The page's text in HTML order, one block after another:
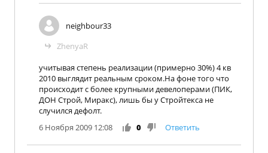
neighbour33
ZhenyaR
учитывая степень реализации (примерно 30%) 4 кв
2010 выглядит реальным сроком.На фоне того что
происходит с более крупными девелоперами (ПИК,
ДОН Строй, Миракс), лишь бы у Стройтекса не
случился дефолт.
6 Ноября 2009 12:08
0 Ответить